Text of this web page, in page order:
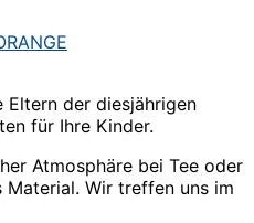
Eltern der diesjährigen
für Ihre Kinder.
Atmosphäre bei Tee oder
Material. Wir treffen uns im